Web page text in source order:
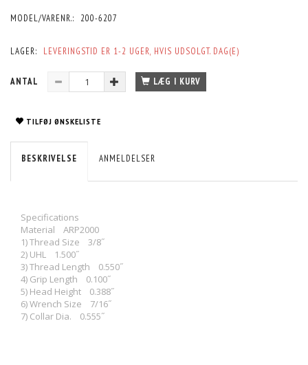
MODEL/VARENR.: 200-6207
LAGER: LEVERINGSTID ER 1-2 UGER, HVIS UDSOLGT. DAG(E)
ANTAL LÆG I KURV
TILFØJ ØNSKELISTE
BESKRIVELSE ANMELDELSER
Specifications
Material ARP2000
1) Thread Size 3/8˝
2) UHL 1.500˝
3) Thread Length 0.550˝
4) Grip Length 0.100˝
5) Head Height 0.388˝
6) Wrench Size 7/16˝
7) Collar Dia. 0.555˝